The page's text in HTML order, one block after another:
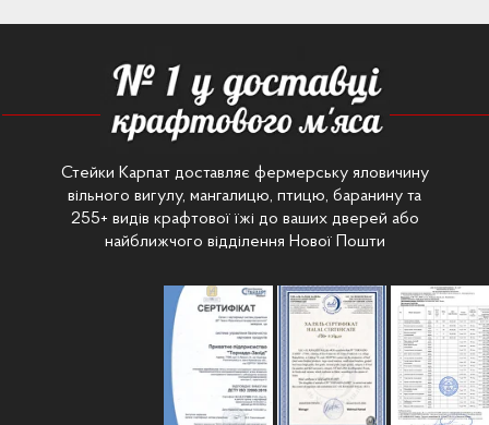
Стейки Карпат доставляє фермерську яловичину
вільного вигулу, мангалицю, птицю, баранину та
255+ видів крафтової їжі до ваших дверей або
найближчого відділення Нової Пошти